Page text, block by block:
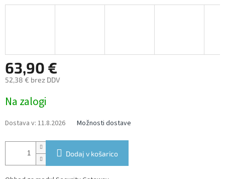
63,90 €
52,38 € brez DDV
price:
Na zalogi
Dostava v: 11.8.2026 Možnosti dostave
Dodaj v košarico